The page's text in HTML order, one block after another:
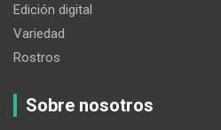
Edición digital
Variedad
Rostros
Sobre nosotros